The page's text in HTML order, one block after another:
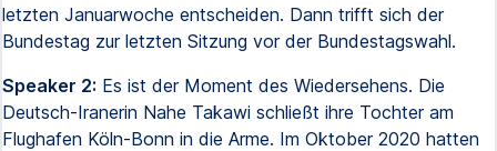
letzten Januarwoche entscheiden. Dann trifft sich der
Bundestag zur letzten Sitzung vor der Bundestagswahl.
Speaker 2: Es ist der Moment des Wiedersehens. Die
Deutsch-Iranerin Nahe Takawi schließt ihre Tochter am
Flughafen Köln-Bonn in die Arme. Im Oktober 2020 hatten